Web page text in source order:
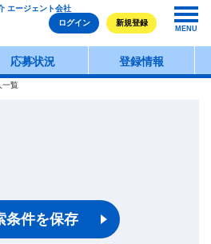
エージェント会社
ログイン
新規登録
MENU
応募状況 登録情報
一覧
条件を保存